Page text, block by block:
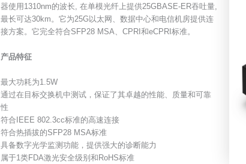
器使用1310nm的波长, 在单模光纤上提供25GBASE-ER吞吐量,
最长可达30km。它为25G以太网、数据中心和电信机房提供连
接方案。它完全符合SFP28 MSA、CPRI和eCPRI标准。
产品特征
最大功耗为1.5W
通过在目标交换机中测试，保证了其卓越的性能、质量和可靠
性
符合IEEE 802.3cc标准的高速连接
符合热插拔的SFP28 MSA标准
具备数字光学监测功能，提供强大的诊断能力
属于1类FDA激光安全级别和RoHS标准